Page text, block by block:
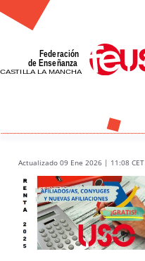
Skip
content
Contacto
Actualizado 09 Ene 2026 | 11:08 CET